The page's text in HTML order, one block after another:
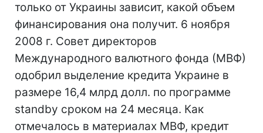
только от Украины зависит, какой объем
финансирования она получит. 6 ноября
2008 г. Совет директоров
Международного валютного фонда (МВФ)
одобрил выделение кредита Украине в
размере 16,4 млрд долл. по программе
standby сроком на 24 месяца. Как
отмечалось в материалах МВФ, кредит